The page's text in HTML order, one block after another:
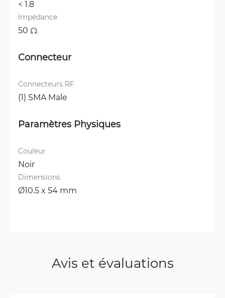
< 1.8
Impédance
50 Ω
Connecteur
Connecteurs RF
(1) SMA Male
Paramètres Physiques
Couleur
Noir
Dimensions
Ø10.5 x 54 mm
Avis et évaluations